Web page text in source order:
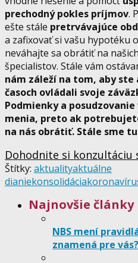
prechodný pokles príjmov.
ešte stále pretrvávajúce
a zafixovať si vašu hypotéku
neváhajte sa obrátiť na
špecialistov. Stále vám
nám záleží na tom, aby ste
časoch ovládali svoje
Podmienky a
menia, preto ak
na nás obrátiť. Stále sme tu
Dohodnite si konzultáciu
Štítky: aktualityaktuálne
dianiekonsolidácia
Najnovšie články
NBS mení
znamená pre vás?